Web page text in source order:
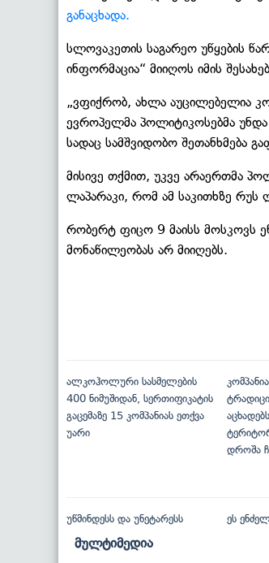
განაცხადა.
სლოვაკეთის საგარეო უწყების
ინფორმაცია“ მიიღოს იმის
„ვფიქრობ, ახლა აუცილებელია
ევროპელმა პოლიტიკოსებმა უნდა
სადაც სამშვიდობო შეთანხმება
მისივე თქმით, უკვე არაერთმა
ლაპარაკი, რომ ამ საკითხზე
რობერტ ფიცო 9 მაისს მოსკოვს
მონაწილეობას არ მიიღებს.
ალკოჰოლური სასმელების
400 ნიმუშიდან, სერთიფიკატის
გაცემაზე 15 კომპანიას ეთქვა
უარი
დროშა
უწმინდესს და უნეტარესს ეს
მულტიმედია